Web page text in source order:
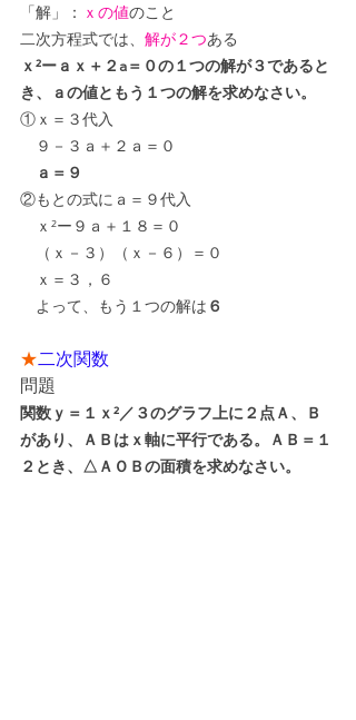
「解」： ｘの値のこと
二次方程式では、 解が２つある
ｘ²ーａｘ＋２a＝０の１つの解が３であると
き、ａの値ともう１つの解を求めなさい。
①ｘ＝３代入
９－３ａ＋２ａ＝０
ａ＝９
②もとの式にａ＝９代入
ｘ²ー９ａ＋１８＝０
（ｘ－３）（ｘ－６）＝０
ｘ＝３，６
よって、もう１つの解は ６
★二次関数
問題
関数ｙ＝１ｘ²／３のグラフ上に２点Ａ、Ｂ
があり、ＡＢはｘ軸に平行である。ＡＢ＝１
２とき、△ＡＯＢの面積を求めなさい。